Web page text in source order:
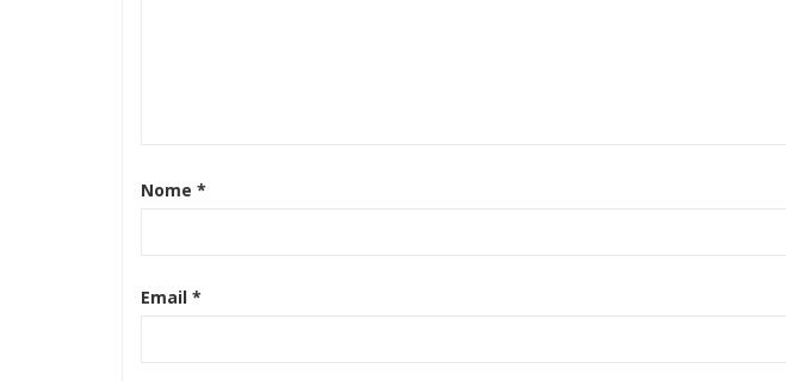
Nome *
Email *